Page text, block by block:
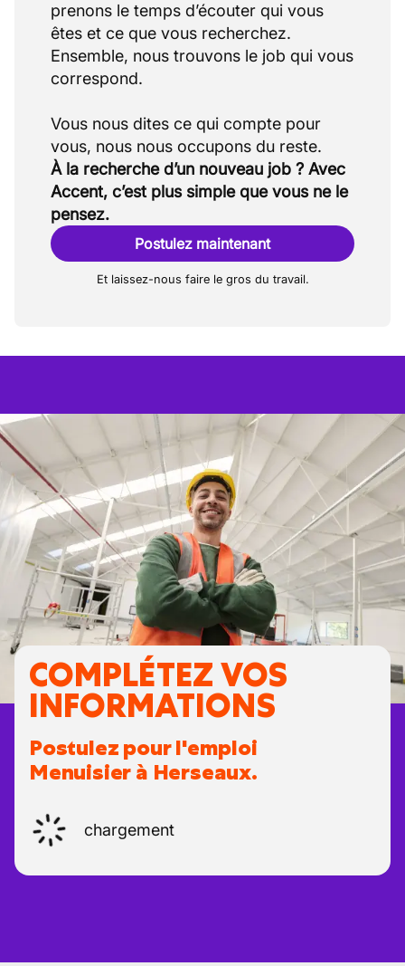
prenons le temps d’écouter qui vous
êtes et ce que vous recherchez.
Ensemble, nous trouvons le job qui vous
correspond.
Vous nous dites ce qui compte pour
À la recherche d’un nouveau job ? Avec
Accent, c’est plus simple que vous ne le
pensez.
Postulez maintenant
Et laissez-nous faire le gros du travail.
COMPLÉTEZ VOS
INFORMATIONS
Postulez pour l'emploi
Menuisier à Herseaux.
chargement